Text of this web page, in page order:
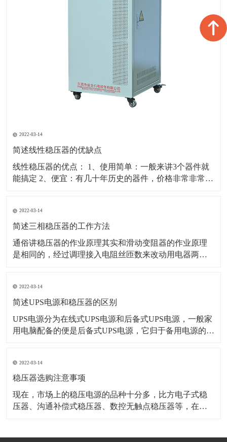
2022-03-14
简述线性稳压器的优缺点
线性稳压器的优点： 1、使用简单：一般来讲3个器件就
能搞定 2、便宜：有几十年历史的器件，价格非常非常便
电路供电系统中，一般会选用线性稳压器来保证好的性
能 4、响应
2022-03-14
简述三相稳压器的工作方法
通俗讲稳压器的作业原理其实和滑动变阻器的作业原理
是相同的，经过调理接入电阻丝匝数来改动用电器两头
输入电压的时候如果输出设置的这个点高于220V时，变
压器就会自动地在降压状况下作业，但是如若
2022-03-14
简述UPS电源和稳压器的区别
UPS电源分为在线式UPS电源和后备式UPS电源，一般家
用电脑配备的便是后备式UPS电源，它归于备用电源的一
文名称是不间断电源，从姓名就能够看出它其实是个储
备电源，当停电后，通过蓄电池
2022-03-14
稳压器选购注意事项
现在，市场上的稳压电源的品种十分多，比方电子式稳
压器、沟通补偿式稳压器、数控无触点稳压器等，在进